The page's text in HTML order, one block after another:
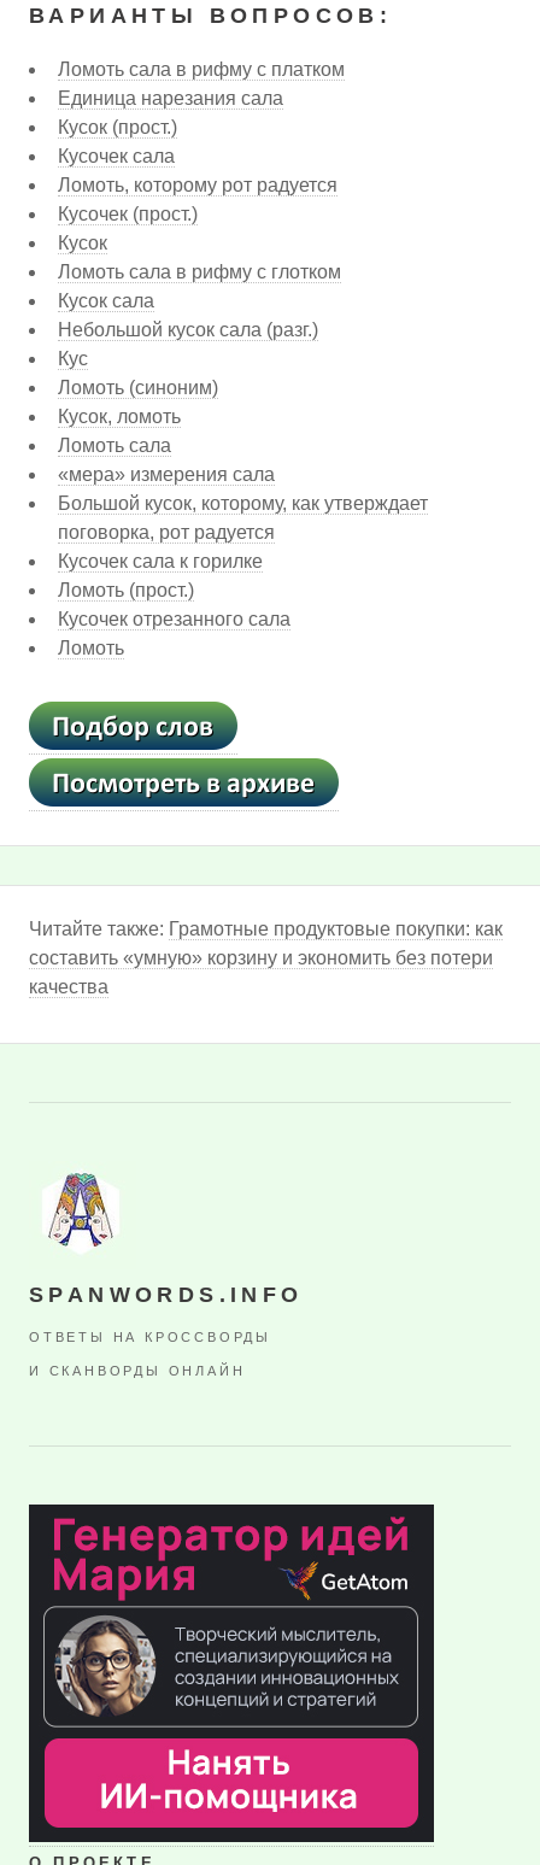
ВАРИАНТЫ ВОПРОСОВ:
Ломоть сала в рифму с платком
Единица нарезания сала
Кусок (прост.)
Кусочек сала
Ломоть, которому рот радуется
Кусочек (прост.)
Кусок
Ломоть сала в рифму с глотком
Кусок сала
Небольшой кусок сала (разг.)
Кус
Ломоть (синоним)
Кусок, ломоть
Ломоть сала
«мера» измерения сала
Большой кусок, которому, как утверждает
поговорка, рот радуется
Кусочек сала к горилке
Ломоть (прост.)
Кусочек отрезанного сала
Ломоть
Читайте также: Грамотные продуктовые покупки: как
составить «умную» корзину и экономить без потери
качества
SPANWORDS.INFO
ОТВЕТЫ НА КРОССВОРДЫ
И СКАНВОРДЫ ОНЛАЙН